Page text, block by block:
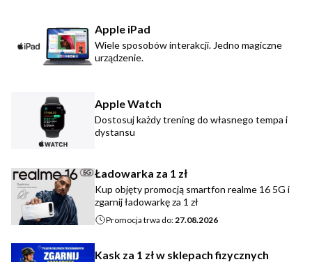
Apple iPad
Wiele sposobów interakcji. Jedno magiczne
urządzenie.
Apple Watch
Dostosuj każdy trening do własnego tempa i
dystansu
Ładowarka za 1 zł
Kup objęty promocją smartfon realme 16 5G i
zgarnij ładowarkę za 1 zł
Promocja trwa do:27.08.2026
Kask za 1 zł w sklepach fizycznych